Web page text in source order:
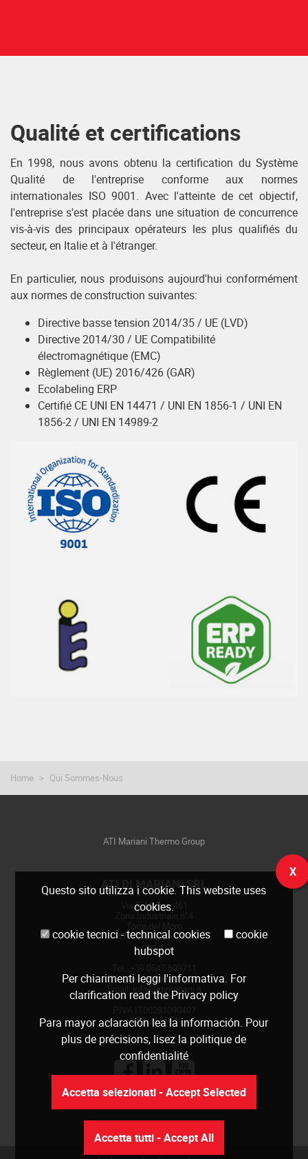
Questo sito utilizza i cookie. This website uses
cookies.
cookie tecnici - technical cookies
cookie
hubspot
Per chiarimenti leggi l'informativa. For
clarification read the Privacy policy
Para mayor aclaración lea la información. Pour
plus de précisions, lisez la politique de
confidentialité
Accetta selezionati - Accept Selected
Accetta tutti - Accept All
X
Qualité et certifications
En 1998, nous avons obtenu la certification du Système
Qualité de l'entreprise conforme aux normes
internationales ISO 9001. Avec l'atteinte de cet objectif,
l'entreprise s'est placée dans une situation de concurrence
vis-à-vis des principaux opérateurs les plus qualifiés du
secteur, en Italie et à l'étranger.
En particulier, nous produisons aujourd'hui conformément
aux normes de construction suivantes:
Directive basse tension 2014/35 / UE (LVD)
Directive 2014/30 / UE Compatibilité
électromagnétique (EMC)
Règlement (UE) 2016/426 (GAR)
Ecolabeling ERP
Certifié CE UNI EN 14471 / UNI EN 1856-1 / UNI EN
1856-2 / UNI EN 14989-2
Home Qui Sommes-Nous
ATI Mariani Thermo Group
ATI DI MARIANI SRL
Via E. Mattei, 461
47522 Cesena (FC)
Italia
Web:www.atimariani.it
Email: info@atimariani.it
REA 143693